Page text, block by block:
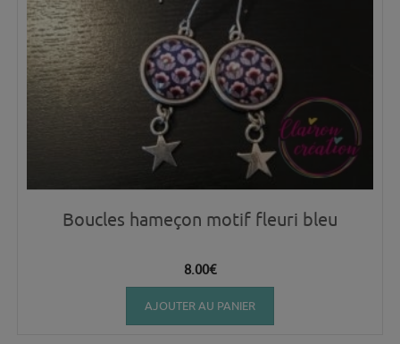
Boucles hameçon motif fleuri bleu
8.00€
AJOUTER AU PANIER